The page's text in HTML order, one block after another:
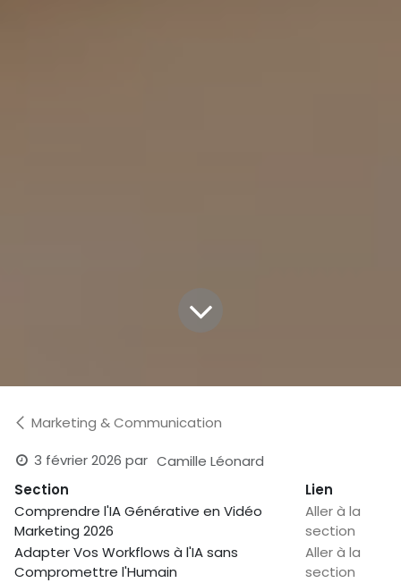
Marketing & Communication
3 février 2026 par Camille Léonard
Section
Lien
Comprendre l'IA Générative en Vidéo
Marketing 2026
Aller à la
section
Adapter Vos Workflows à l'IA sans
Compromettre l'Humain
Aller à la
section